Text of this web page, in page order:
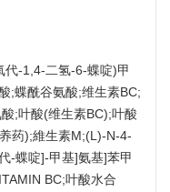
-1,4-二氢-6-蝶啶)甲
;蝶酰谷氨酸;维生素BC;
;叶酸(维生素BC);叶酸
药);維生素M;(L)-N-4-
-蝶啶]-甲基]氨基]苯甲
BC;叶酸水合